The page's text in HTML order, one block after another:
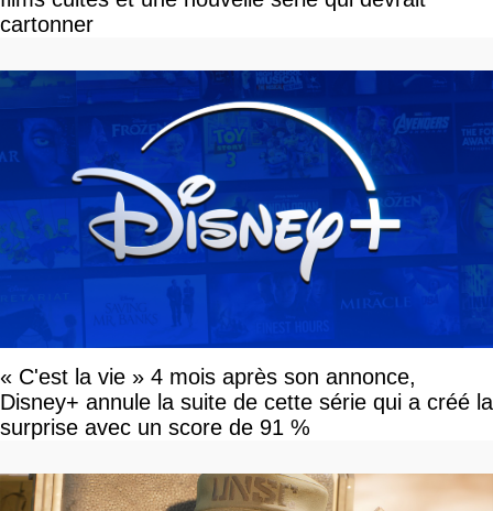
cartonner
« C'est la vie » 4 mois après son annonce,
Disney+ annule la suite de cette série qui a créé la
surprise avec un score de 91 %